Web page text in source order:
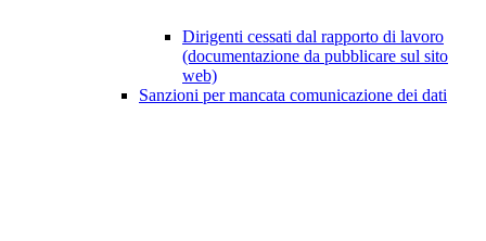
Dirigenti cessati dal rapporto di lavoro
(documentazione da pubblicare sul sito
web)
Sanzioni per mancata comunicazione dei dati